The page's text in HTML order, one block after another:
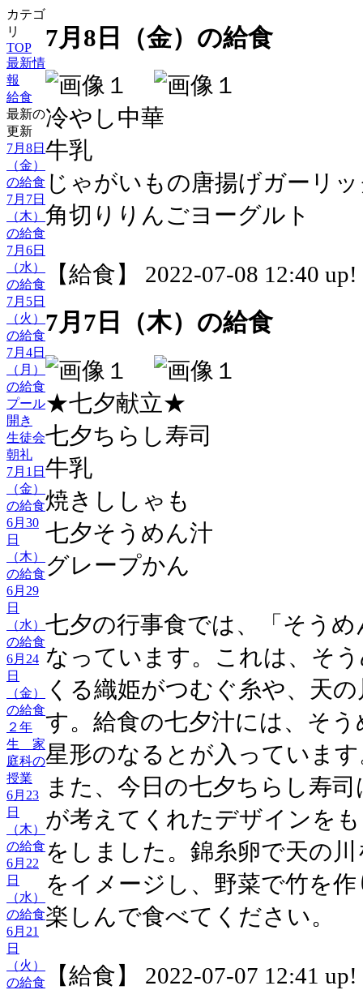
カテゴ
リ
TOP
最新情
報
給食
最新の
更新
7月8日
（金）
の給食
7月7日
（木）
の給食
7月6日
（水）
の給食
7月5日
（火）
の給食
7月4日
（月）
の給食
プール
開き
生徒会
朝礼
7月1日
（金）
の給食
6月30
日
（木）
の給食
6月29
日
（水）
の給食
6月24
日
（金）
の給食
２年
生 家
庭科の
授業
6月23
日
（木）
の給食
6月22
日
（水）
の給食
6月21
日
（火）
の給食
7月8日（金）の給食
冷やし中華
牛乳
じゃがいもの唐揚げガーリ
角切りりんごヨーグルト
【給食】 2022-07-08 12:40 up!
7月7日（木）の給食
★七夕献立★
七夕ちらし寿司
牛乳
焼きししゃも
七夕そうめん汁
グレープかん
七夕の行事食では、「そう
なっています。これは、そ
くる織姫がつむぐ糸や、天
す。給食の七夕汁には、そ
星形のなるとが入っていま
また、今日の七夕ちらし寿
が考えてくれたデザインを
をしました。錦糸卵で天の
をイメージし、野菜で竹を
楽しんで食べてください。
【給食】 2022-07-07 12:41 up!